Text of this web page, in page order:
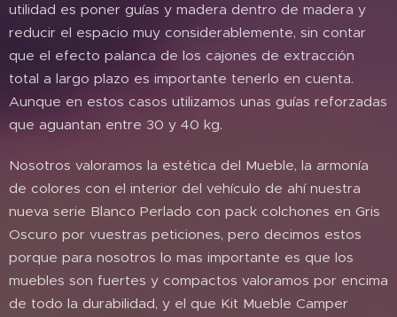
utilidad es poner guías y madera dentro de madera y
reducir el espacio muy considerablemente, sin contar
que el efecto palanca de los cajones de extracción
total a largo plazo es importante tenerlo en cuenta.
Aunque en estos casos utilizamos unas guías reforzadas
que aguantan entre 30 y 40 kg.
Nosotros valoramos la estética del Mueble, la armonía
de colores con el interior del vehículo de ahí nuestra
nueva serie Blanco Perlado con pack colchones en Gris
Oscuro por vuestras peticiones, pero decimos estos
porque para nosotros lo mas importante es que los
muebles son fuertes y compactos valoramos por encima
de todo la durabilidad, y el que Kit Mueble Camper